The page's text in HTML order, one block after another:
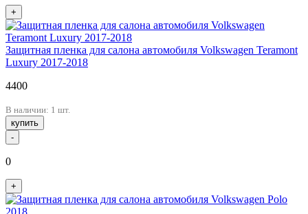
+
Защитная пленка для салона автомобиля Volkswagen Teramont
Luxury 2017-2018
4400
В наличии: 1 шт.
купить
-
0
+